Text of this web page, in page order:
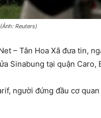
Reuters)
– Tân Hoa Xã đưa tin,
Sinabung tại quận
người đứng đầu cơ